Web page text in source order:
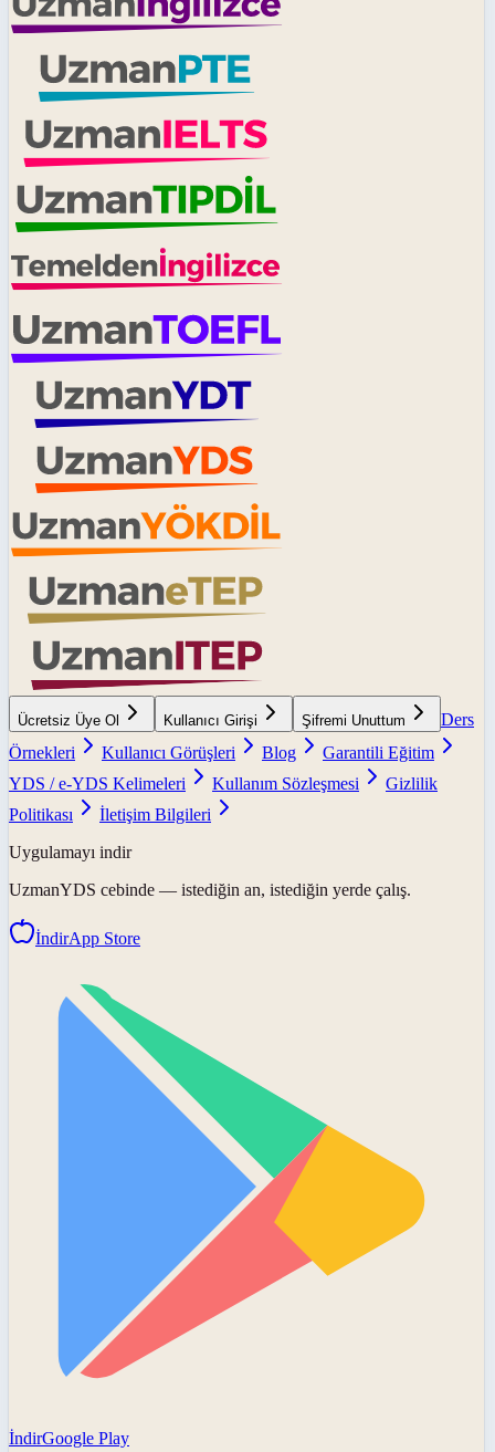
Ücretsiz Üye Ol Kullanıcı Girişi Şifremi Unuttum
Ders
Örnekleri
Kullanıcı Görüşleri Blog
Garantili Eğitim
YDS / e-YDS Kelimeleri
Kullanım Sözleşmesi
Gizlilik
Politikası
İletişim Bilgileri
Uygulamayı indir
UzmanYDS cebinde — istediğin an, istediğin yerde çalış.
İndirApp Store
İndirGoogle Play